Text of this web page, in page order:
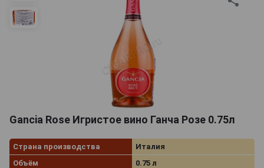
Gancia Rose Игристое вино Ганча Розе 0.75л
Страна производства
Италия
Объём
0.75 л